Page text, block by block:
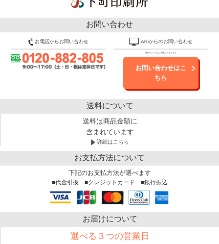
お問い合わせ
お電話からお問い合わせ Webからのお問い合わせ
無料サンプルもご用意しております
お問い合わせはこ
ちら
送料について
送料は商品金額に
含まれています
詳細はこちら
お支払方法について
下記のお支払方法が選べます
■代金引換 ■クレジットカード ■銀行振込
お届けについて
選べる３つの営業日